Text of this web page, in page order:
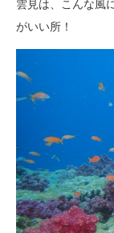
雲見は、こんな風
がいい所！